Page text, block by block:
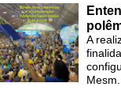
A
Mesm...